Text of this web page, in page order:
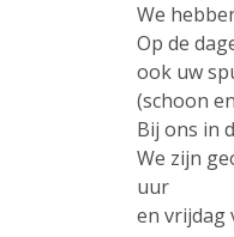
We
Op de
ook uw
(schoon
Bij ons in
We zijn
uur
en vrijdag